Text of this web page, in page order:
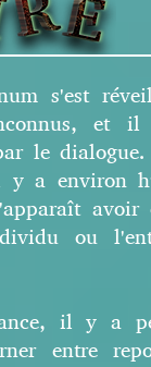
s'est
et il
le
y a environ
ou
il y a
entre